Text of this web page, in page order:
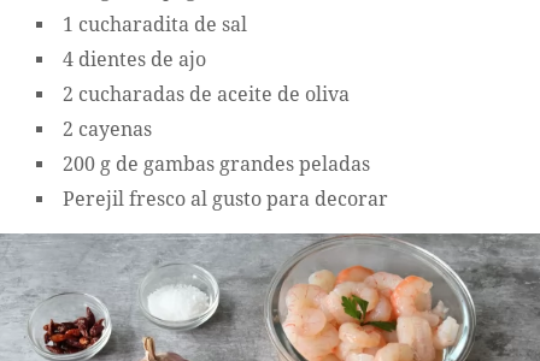
1 cucharadita de sal
4 dientes de ajo
2 cucharadas de aceite de oliva
2 cayenas
200 g de gambas grandes peladas
Perejil fresco al gusto para decorar